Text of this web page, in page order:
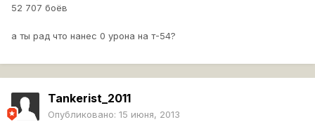
52 707 боёв
а ты рад что нанес 0 урона на т-54?
Tankerist_2011
Опубликовано: 15 июня, 2013